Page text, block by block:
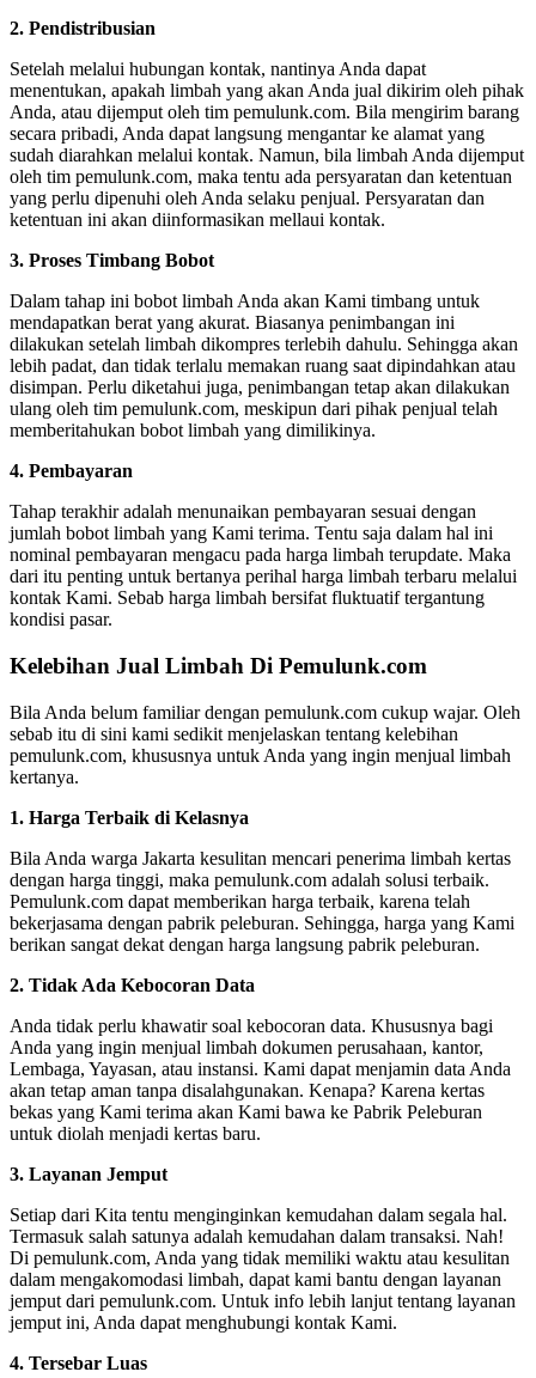
2. Pendistribusian
Setelah melalui hubungan kontak, nantinya Anda dapat
menentukan, apakah limbah yang akan Anda jual dikirim oleh pihak
Anda, atau dijemput oleh tim pemulunk.com. Bila mengirim barang
secara pribadi, Anda dapat langsung mengantar ke alamat yang
sudah diarahkan melalui kontak. Namun, bila limbah Anda dijemput
oleh tim pemulunk.com, maka tentu ada persyaratan dan ketentuan
yang perlu dipenuhi oleh Anda selaku penjual. Persyaratan dan
ketentuan ini akan diinformasikan mellaui kontak.
3. Proses Timbang Bobot
Dalam tahap ini bobot limbah Anda akan Kami timbang untuk
mendapatkan berat yang akurat. Biasanya penimbangan ini
dilakukan setelah limbah dikompres terlebih dahulu. Sehingga akan
lebih padat, dan tidak terlalu memakan ruang saat dipindahkan atau
disimpan. Perlu diketahui juga, penimbangan tetap akan dilakukan
ulang oleh tim pemulunk.com, meskipun dari pihak penjual telah
memberitahukan bobot limbah yang dimilikinya.
4. Pembayaran
Tahap terakhir adalah menunaikan pembayaran sesuai dengan
jumlah bobot limbah yang Kami terima. Tentu saja dalam hal ini
nominal pembayaran mengacu pada harga limbah terupdate. Maka
dari itu penting untuk bertanya perihal harga limbah terbaru melalui
kontak Kami. Sebab harga limbah bersifat fluktuatif tergantung
kondisi pasar.
Kelebihan Jual Limbah Di Pemulunk.com
Bila Anda belum familiar dengan pemulunk.com cukup wajar. Oleh
sebab itu di sini kami sedikit menjelaskan tentang kelebihan
pemulunk.com, khususnya untuk Anda yang ingin menjual limbah
kertanya.
1. Harga Terbaik di Kelasnya
Bila Anda warga Jakarta kesulitan mencari penerima limbah kertas
dengan harga tinggi, maka pemulunk.com adalah solusi terbaik.
Pemulunk.com dapat memberikan harga terbaik, karena telah
bekerjasama dengan pabrik peleburan. Sehingga, harga yang Kami
berikan sangat dekat dengan harga langsung pabrik peleburan.
2. Tidak Ada Kebocoran Data
Anda tidak perlu khawatir soal kebocoran data. Khususnya bagi
Anda yang ingin menjual limbah dokumen perusahaan, kantor,
Lembaga, Yayasan, atau instansi. Kami dapat menjamin data Anda
akan tetap aman tanpa disalahgunakan. Kenapa? Karena kertas
bekas yang Kami terima akan Kami bawa ke Pabrik Peleburan
untuk diolah menjadi kertas baru.
3. Layanan Jemput
Setiap dari Kita tentu menginginkan kemudahan dalam segala hal.
Termasuk salah satunya adalah kemudahan dalam transaksi. Nah!
Di pemulunk.com, Anda yang tidak memiliki waktu atau kesulitan
dalam mengakomodasi limbah, dapat kami bantu dengan layanan
jemput dari pemulunk.com. Untuk info lebih lanjut tentang layanan
jemput ini, Anda dapat menghubungi kontak Kami.
4. Tersebar Luas